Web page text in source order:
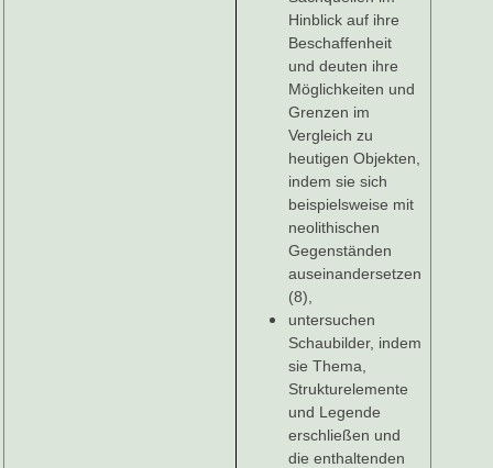
Hinblick auf ihre
Beschaffenheit
und deuten ihre
Möglichkeiten und
Grenzen im
Vergleich zu
heutigen Objekten,
indem sie sich
beispielsweise mit
neolithischen
Gegenständen
auseinandersetzen
(8),
untersuchen
Schaubilder, indem
sie Thema,
Strukturelemente
und Legende
erschließen und
die enthaltenden